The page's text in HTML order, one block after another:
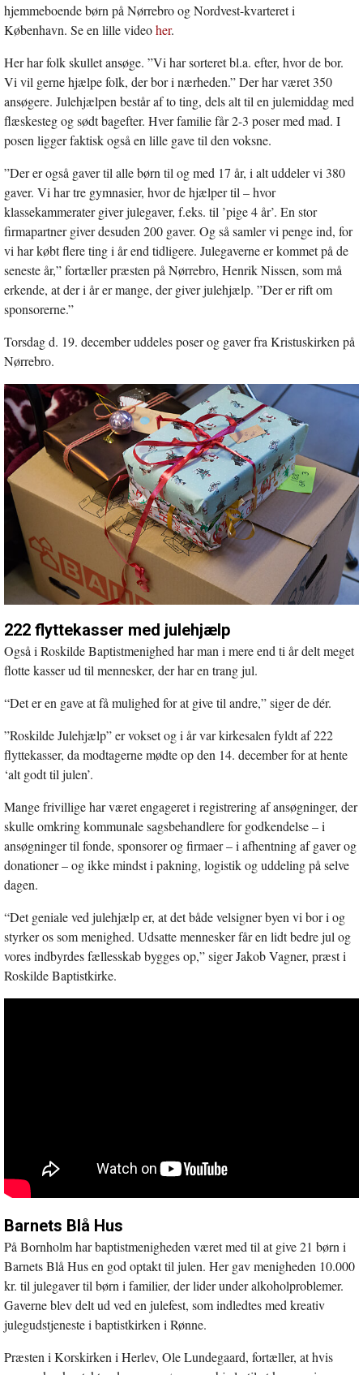
hjemmeboende børn på Nørrebro og Nordvest-kvarteret i
København. Se en lille videoher.
Her har folk skullet ansøge. ”Vi har sorteret bl.a. efter, hvor de bor.
Vi vil gerne hjælpe folk, der bor i nærheden.” Der har været 350
ansøgere. Julehjælpen består af to ting, dels alt til en julemiddag med
flæskesteg og sødt bagefter. Hver familie får 2-3 poser med mad. I
posen ligger faktisk også en lille gave til den voksne.
”Der er også gaver til alle børn til og med 17 år, i alt uddeler vi 380
gaver. Vi har tre gymnasier, hvor de hjælper til – hvor
klassekammerater giver julegaver, f.eks. til ’pige 4 år’. En stor
firmapartner giver desuden 200 gaver. Og så samler vi penge ind, for
vi har købt flere ting i år end tidligere. Julegaverne er kommet på de
seneste år,” fortæller præsten på Nørrebro, Henrik Nissen, som må
erkende, at der i år er mange, der giver julehjælp. ”Der er rift om
sponsorerne.”
Torsdag d. 19. december uddeles poser og gaver fra Kristuskirken på
Nørrebro.
222 flyttekasser med julehjælp
Også i Roskilde Baptistmenighed har man i mere end ti år delt meget
flotte kasser ud til mennesker, der har en trang jul.
“Det er en gave at få mulighed for at give til andre,” siger de dér.
”Roskilde Julehjælp” er vokset og i år var kirkesalen fyldt af 222
flyttekasser, da modtagerne mødte op den 14. december for at hente
‘alt godt til julen’.
Mange frivillige har været engageret i registrering af ansøgninger, der
skulle omkring kommunale sagsbehandlere for godkendelse – i
ansøgninger til fonde, sponsorer og firmaer – i afhentning af gaver og
donationer – og ikke mindst i pakning, logistik og uddeling på selve
dagen.
“Det geniale ved julehjælp er, at det både velsigner byen vi bor i og
styrker os som menighed. Udsatte mennesker får en lidt bedre jul og
vores indbyrdes fællesskab bygges op,” siger Jakob Vagner, præst i
Roskilde Baptistkirke.
Barnets Blå Hus
På Bornholm har baptistmenigheden været med til at give 21 børn i
Barnets Blå Hus en god optakt til julen. Her gav menigheden 10.000
kr. til julegaver til børn i familier, der lider under alkoholproblemer.
Gaverne blev delt ud ved en julefest, som indledtes med kreativ
julegudstjeneste i baptistkirken i Rønne.
Præsten i Korskirken i Herlev, Ole Lundegaard, fortæller, at hvis